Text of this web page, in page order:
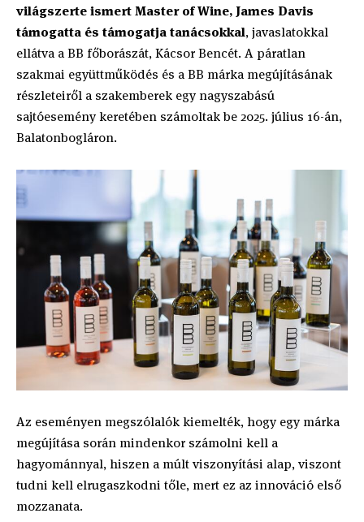
világszerte ismert Master of Wine, James Davis
támogatta és támogatja tanácsokkal, javaslatokkal
ellátva a BB főborászát, Kácsor Bencét. A páratlan
szakmai együttműködés és a BB márka megújításának
részleteiről a szakemberek egy nagyszabású
sajtóesemény keretében számoltak be 2025. július 16-án,
Balatonbogláron.
Az eseményen megszólalók kiemelték, hogy egy márka
megújítása során mindenkor számolni kell a
hagyománnyal, hiszen a múlt viszonyítási alap, viszont
tudni kell elrugaszkodni tőle, mert ez az innováció első
mozzanata.